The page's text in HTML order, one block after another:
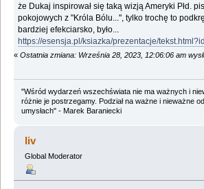
że Dukaj inspirował się taką wizją Ameryki Płd.
pokojowych z "Króla Bólu...", tylko trochę to
bardziej efekciarsko, było...
https://esensja.pl/ksiazka/prezentacje/
« Ostatnia zmiana: Września 28, 2023, 12:06:06 am
"Wśród wydarzeń wszechświata nie ma ważnych i
różnie je postrzegamy. Podział na ważne i nieważne
umysłach" - Marek Baraniecki
liv
Global Moderator